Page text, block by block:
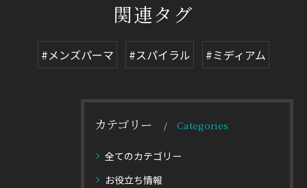
関連タグ
#メンズパーマ #スパイラル #ミディアム
カテゴリー Categories
全てのカテゴリー
お役立ち情報